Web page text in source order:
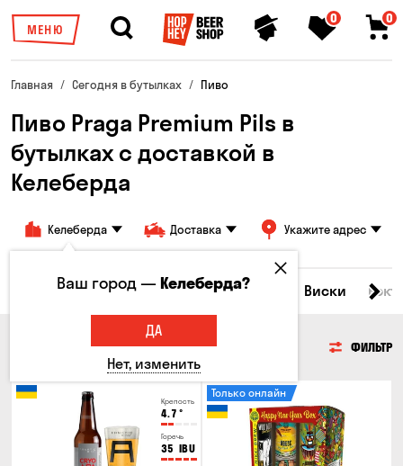
МЕНЮ
0 0
Главная Сегодня в бутылках Пиво
Пиво Praga Premium Pils в
бутылках с доставкой в ​​
Келеберда
Келеберда Доставка Укажите адрес
Все товары Пиво Сидр Виски
ФИЛЬТР
Крепость
4.7 °
Горечь
35 IBU
Только онлайн
Ваш город —Келеберда?
ДА
Нет, изменить